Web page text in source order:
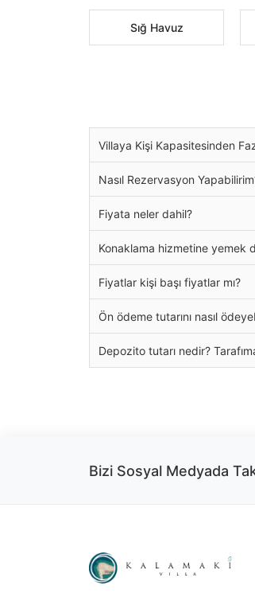
Sığ Havuz
Villaya Kişi Kapasitesinden
Nasıl Rezervasyon
Fiyata neler dahil?
Konaklama hizmetine yemek
Fiyatlar kişi başı fiyatlar mı?
Ön ödeme tutarını nasıl
Depozito tutarı nedir?
Bizi Sosyal Medyada